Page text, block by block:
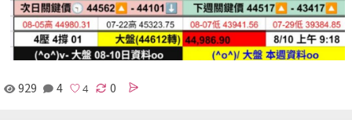
929 4 0